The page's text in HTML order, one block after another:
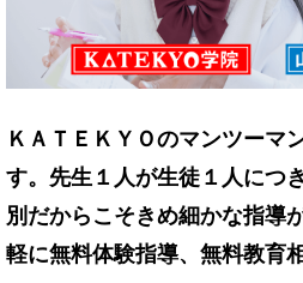
ＫＡＴＥＫＹＯのマンツーマ
す。先生１人が生徒１人につ
別だからこそきめ細かな指導
軽に無料体験指導、無料教育